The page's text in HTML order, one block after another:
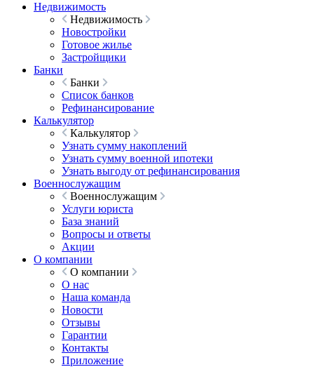
Недвижимость
Недвижимость
Новостройки
Готовое жилье
Застройщики
Банки
Банки
Список банков
Рефинансирование
Калькулятор
Калькулятор
Узнать сумму накоплений
Узнать сумму военной ипотеки
Узнать выгоду от рефинансирования
Военнослужащим
Военнослужащим
Услуги юриста
База знаний
Вопросы и ответы
Акции
О компании
О компании
О нас
Наша команда
Новости
Отзывы
Гарантии
Контакты
Приложение